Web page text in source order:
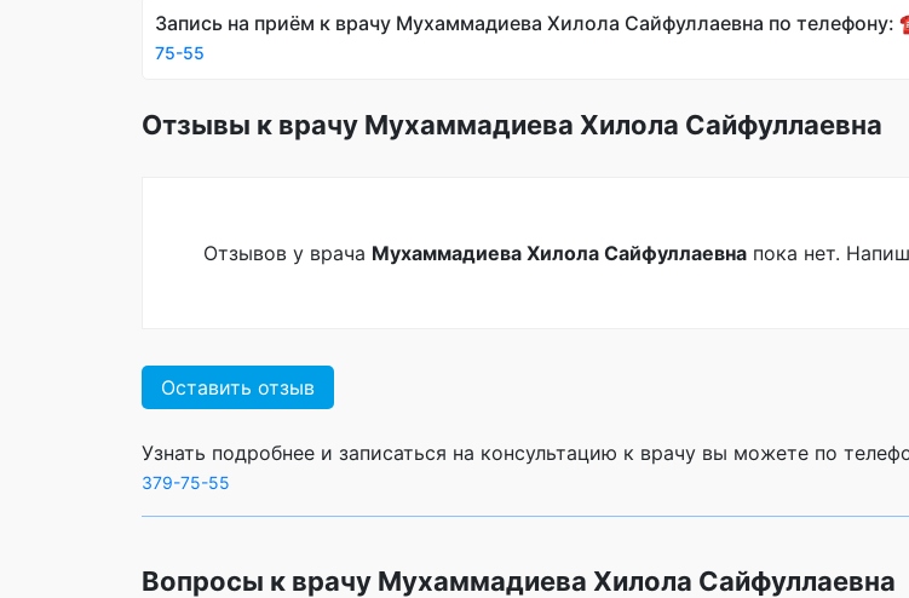
Запись на приём к врачу Мухаммадиева Хилола Сайфуллаевна по
75-55
Отзывы к врачу Мухаммадиева Хилола Сайфуллаевна
Отзывов у врача Мухаммадиева Хилола Сайфуллаевна пока нет.
Оставить отзыв
Узнать подробнее и записаться на консультацию к врачу вы можете по
379-75-55
Вопросы к врачу Мухаммадиева Хилола Сайфуллаевна